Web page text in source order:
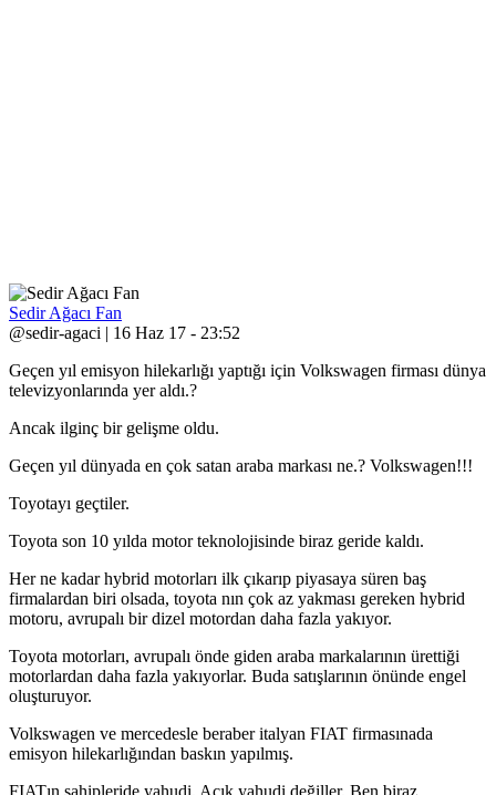
Sedir Ağacı Fan
@sedir-agaci | 16 Haz 17 - 23:52
Geçen yıl emisyon hilekarlığı yaptığı için Volkswagen firması dünya
televizyonlarında yer aldı.?
Ancak ilginç bir gelişme oldu.
Geçen yıl dünyada en çok satan araba markası ne.? Volkswagen!!!
Toyotayı geçtiler.
Toyota son 10 yılda motor teknolojisinde biraz geride kaldı.
Her ne kadar hybrid motorları ilk çıkarıp piyasaya süren baş
firmalardan biri olsada, toyota nın çok az yakması gereken hybrid
motoru, avrupalı bir dizel motordan daha fazla yakıyor.
Toyota motorları, avrupalı önde giden araba markalarının ürettiği
motorlardan daha fazla yakıyorlar. Buda satışlarının önünde engel
oluşturuyor.
Volkswagen ve mercedesle beraber italyan FIAT firmasınada
emisyon hilekarlığından baskın yapılmış.
FIATın sahipleride yahudi. Açık yahudi değiller. Ben biraz